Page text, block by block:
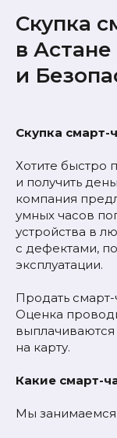
Скупка
в
и
Скупка смарт-
Хотите быстро
и получить
компания
умных часов
устройства в
с дефектами,
эксплуатации.
Продать
Оценка
на карту.
Какие смарт-
Мы
ПЕРЕЙТИ